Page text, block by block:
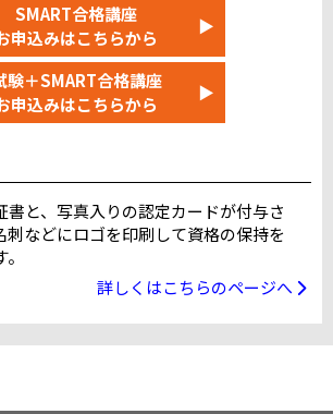
センター 10F
センター（4F）
ー（なんば池田ビル）
センター
トセンター
トセンター
テストセンター
SMART合格講座
申込みはこちらから
▶
験＋SMART合格講座
申込みはこちらから
▶
書と、写真入りの認定カードが付与さ
刺などにロゴを印刷して資格の保持を
詳しくはこちらのページへ